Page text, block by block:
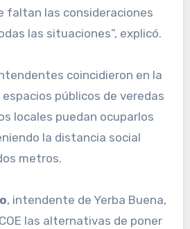
faltan las consideraciones
las situaciones”, explicó.
coincidieron en la
públicos de veredas
locales puedan ocuparlos
la distancia social
metros.
, intendente de Yerba Buena,
las alternativas de poner